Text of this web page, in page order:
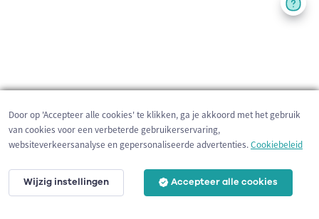
200 m
Door op 'Accepteer alle cookies' te klikken, ga je akkoord met het gebruik
van cookies voor een verbeterde gebruikerservaring,
websiteverkeersanalyse en gepersonaliseerde advertenties.Cookiebeleid
Wijzig instellingen Accepteer alle cookies